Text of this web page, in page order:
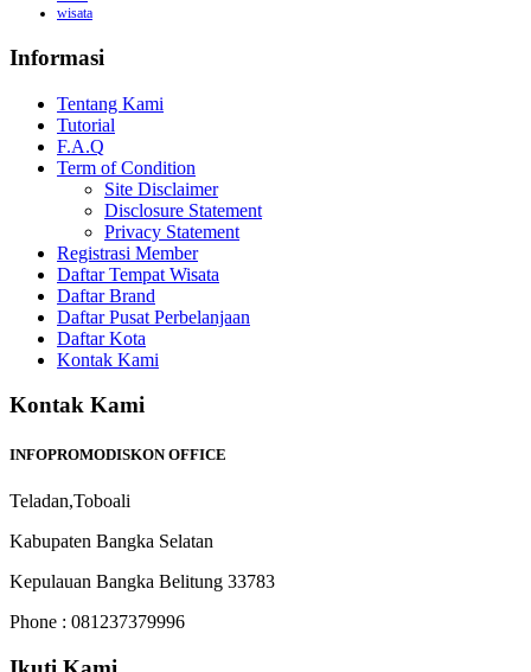
wisata
Informasi
Tentang Kami
Tutorial
F.A.Q
Term of Condition
Site Disclaimer
Disclosure Statement
Privacy Statement
Registrasi Member
Daftar Tempat Wisata
Daftar Brand
Daftar Pusat Perbelanjaan
Daftar Kota
Kontak Kami
Kontak Kami
INFOPROMODISKON OFFICE
Teladan,Toboali
Kabupaten Bangka Selatan
Kepulauan Bangka Belitung 33783
Phone : 081237379996